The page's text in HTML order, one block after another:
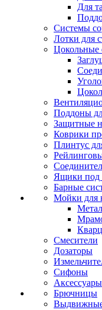
Для
Системы
Лотки для
Цокольные
Поддоны
Защитные
Коврики
Плинтус
Ящики под
Барные
Мойки для
Смесители
Дозаторы
Сифоны
Аксессуары
Брючницы